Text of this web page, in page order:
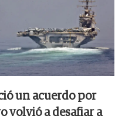
un acuerdo por
volvió a desafiar a